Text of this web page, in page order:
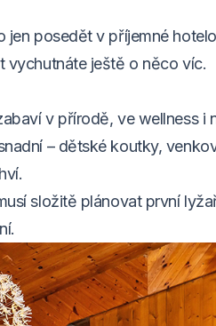
posedět v příjemné
vychutnáte ještě o něco víc.
v přírodě, ve wellness i
– dětské koutky,
složitě plánovat první